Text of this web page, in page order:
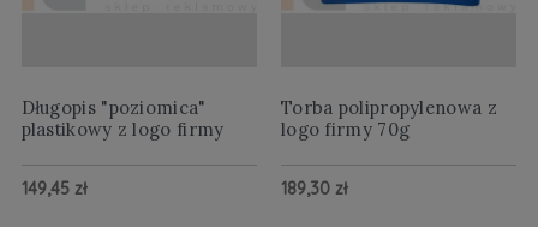
Długopis "poziomica"
plastikowy z logo firmy
149,45 zł
Torba polipropylenowa z
logo firmy 70g
189,30 zł